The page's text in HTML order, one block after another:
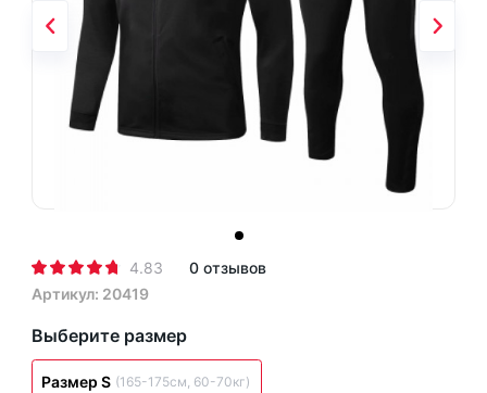
4.83
0 отзывов
Артикул: 20419
Выберите размер
Размер S (165-175см, 60-70кг)